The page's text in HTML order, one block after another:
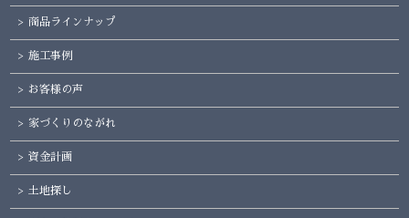
商品ラインナップ
施工事例
お客様の声
家づくりのながれ
資金計画
土地探し